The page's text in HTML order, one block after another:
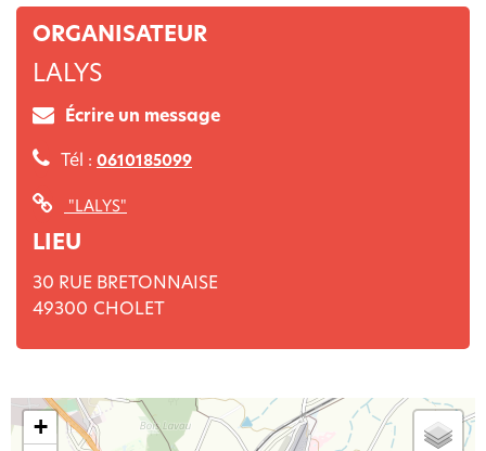
ORGANISATEUR
LALYS
Écrire un message
Tél : 0610185099
"LALYS"
LIEU
30 RUE BRETONNAISE
49300 CHOLET
+